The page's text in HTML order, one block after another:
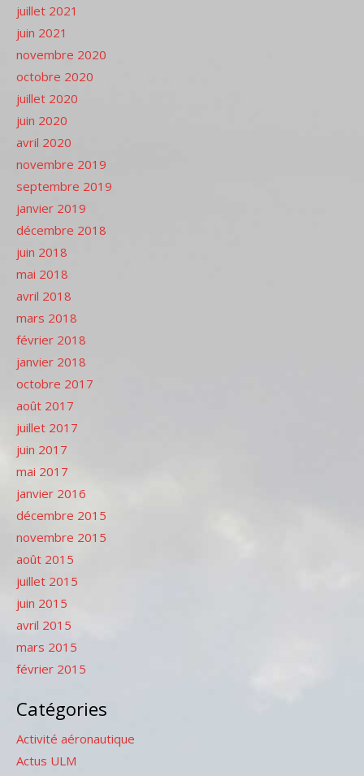
juillet 2021
juin 2021
novembre 2020
octobre 2020
juillet 2020
juin 2020
avril 2020
novembre 2019
septembre 2019
janvier 2019
décembre 2018
juin 2018
mai 2018
avril 2018
mars 2018
février 2018
janvier 2018
octobre 2017
août 2017
juillet 2017
juin 2017
mai 2017
janvier 2016
décembre 2015
novembre 2015
août 2015
juillet 2015
juin 2015
avril 2015
mars 2015
février 2015
Catégories
Activité aéronautique
Actus ULM